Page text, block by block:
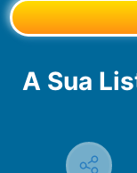
A Sua